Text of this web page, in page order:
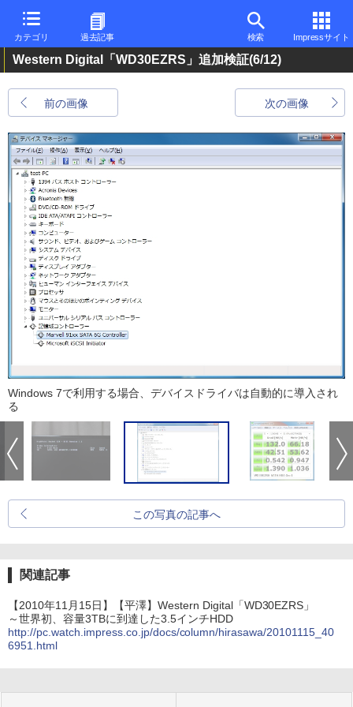
カテゴリ 過去記事 検索 Impressサイト
Western Digital「WD30EZRS」追加検証(6/12)
前の画像 次の画像
Windows 7で利用する場合、デバイスドライバは自動的に導入され
る
この写真の記事へ
関連記事
【2010年11月15日】【平澤】Western Digital「WD30EZRS」
～世界初、容量3TBに到達した3.5インチHDD
http://pc.watch.impress.co.jp/docs/column/hirasawa/20101115_40
6951.html